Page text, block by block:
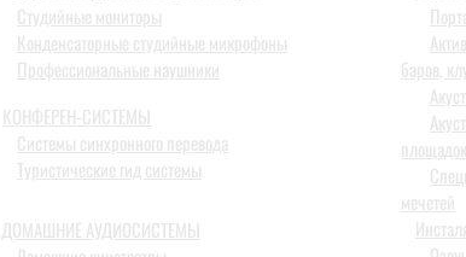
Студийные мониторы
Конденсаторные студийные микрофоны
Профессиональные наушники
КОНФЕРЕН-СИСТЕМЫ
Системы синхронного перевода
Туристические гид системы
ДОМАШНИЕ АУДИОСИСТЕМЫ
баров,
площадок
мечетей